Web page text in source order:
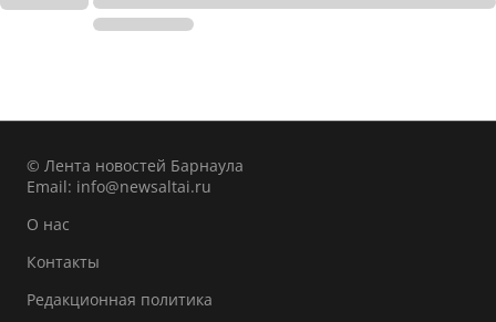
© Лента новостей Барнаула
Email: info@newsaltai.ru
О нас
Контакты
Редакционная политика